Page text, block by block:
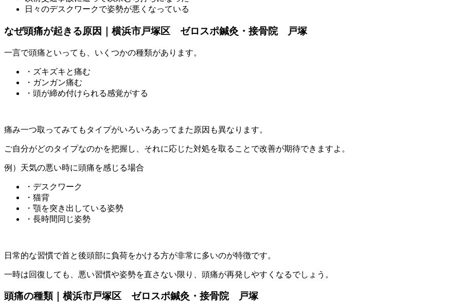
日々のデスクワークで姿勢が悪くなっている
なぜ頭痛が起きる原因｜横浜市戸塚区 ゼロスポ鍼灸・接骨院 戸塚
一言で頭痛といっても、いくつかの種類があります。
・ズキズキと痛む
・ガンガン痛む
・頭が締め付けられる感覚がする
痛み一つ取ってみてもタイプがいろいろあってまた原因も異なります。
ご自分がどのタイプなのかを把握し、それに応じた対処を取ることで改善が期待できますよ。
例）天気の悪い時に頭痛を感じる場合
・デスクワーク
・猫背
・顎を突き出している姿勢
・長時間同じ姿勢
日常的な習慣で首と後頭部に負荷をかける方が非常に多いのが特徴です。
一時は回復しても、悪い習慣や姿勢を直さない限り、頭痛が再発しやすくなるでしょう。
頭痛の種類｜横浜市戸塚区 ゼロスポ鍼灸・接骨院 戸塚